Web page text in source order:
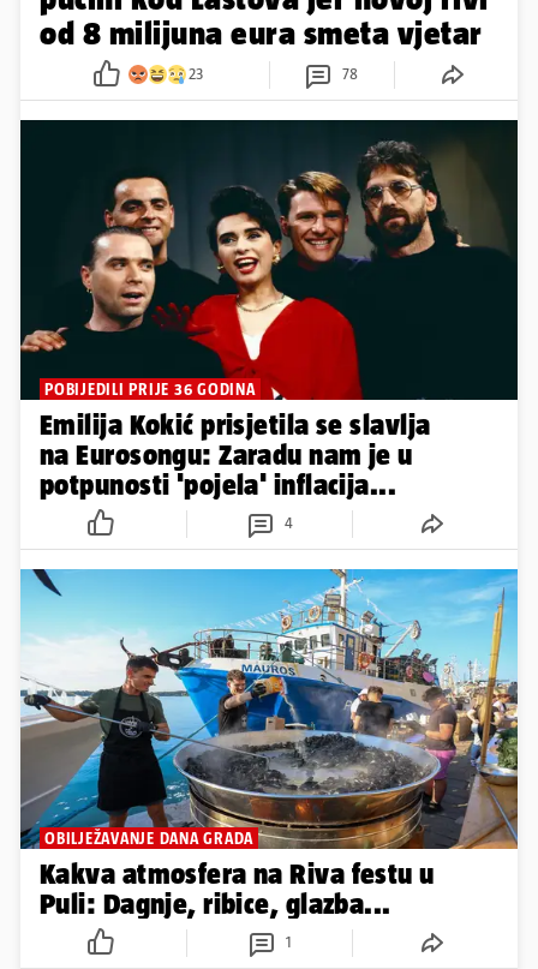
od 8 milijuna eura smeta vjetar
23 78
POBIJEDILI PRIJE 36 GODINA
Emilija Kokić prisjetila se slavlja
na Eurosongu: Zaradu nam je u
potpunosti 'pojela' inflacija...
4
OBILJEŽAVANJE DANA GRADA
Kakva atmosfera na Riva festu u
Puli: Dagnje, ribice, glazba...
1